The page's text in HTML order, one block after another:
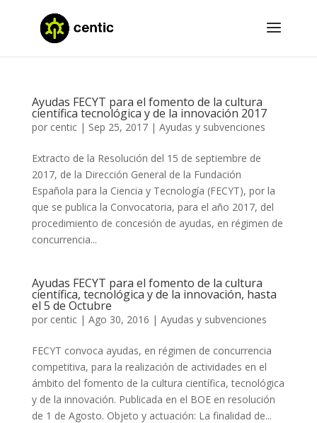
Ayudas FECYT para el fomento de la cultura
científica tecnológica y de la innovación 2017
por centic| Sep 25, 2017| Ayudas y subvenciones
Extracto de la Resolución del 15 de septiembre de
2017, de la Dirección General de la Fundación
Española para la Ciencia y Tecnología (FECYT), por la
que se publica la Convocatoria, para el año 2017, del
procedimiento de concesión de ayudas, en régimen de
concurrencia...
Ayudas FECYT para el fomento de la cultura
científica, tecnológica y de la innovación, hasta
el 5 de Octubre
por centic| Ago 30, 2016 | Ayudas y subvenciones
FECYT convoca ayudas, en régimen de concurrencia
competitiva, para la realización de actividades en el
ámbito del fomento de la cultura científica, tecnológica
y de la innovación. Publicada en el BOE en resolución
de 1 de Agosto. Objeto y actuación: La finalidad de...